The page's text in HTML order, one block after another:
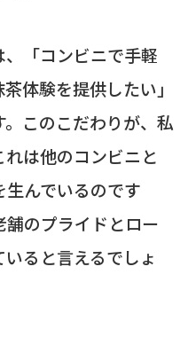
「コンビニで手軽
体験を提供したい」
このこだわりが、私
は他のコンビニと
んでいるのです
のプライドとロー
ると言えるでしょ